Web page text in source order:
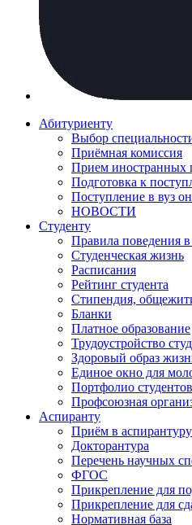
Абитуриенту
Выбор
Приёмная комиссия
Прием иностранных
Подготовка к
Поступление в вуз
НОВОСТИ
Студенту
Правила поведения
Студенческая жизнь
Расписания
Рейтинг студента
Стипендия,
Бланки
Платное образование
Трудоустройство
Здоровый образ
Единое окно для
Портфолио студентов
Профсоюзная
Аспиранту
Приём в аспирантуру
Докторантура
Перечень научных
ФГОС
Прикрепление для
Прикрепление для
Нормативная база